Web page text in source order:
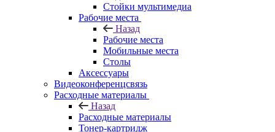
Стойки мультимедиа
Рабочие места
Назад
Рабочие места
Мобильные места
Столы
Аксессуары
Видеоконференцсвязь
Расходные материалы
Назад
Расходные материалы
Тонер-картридж